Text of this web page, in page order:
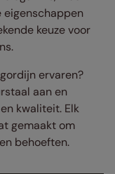
eigenschappen
keuze voor
ervaren?
aan en
kwaliteit. Elk
gemaakt om
behoeften.